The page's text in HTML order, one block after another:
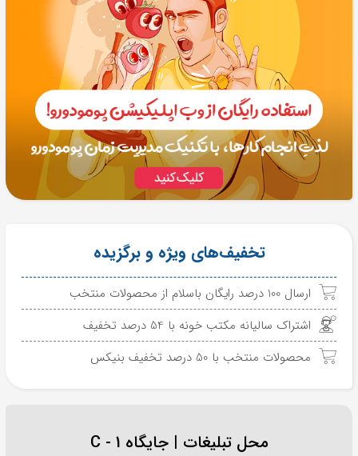
تخفیف‌های ویژه و برگزیده
ارسال 100 درصد رایگان باسلام از محصولات منتخب
اشتراک سالیانه مکتب خونه با 54 درصد تخفیف
محصولات منتخب با 50 درصد تخفیف بنیکس
محل تبلیغات | جایگاه C - 1